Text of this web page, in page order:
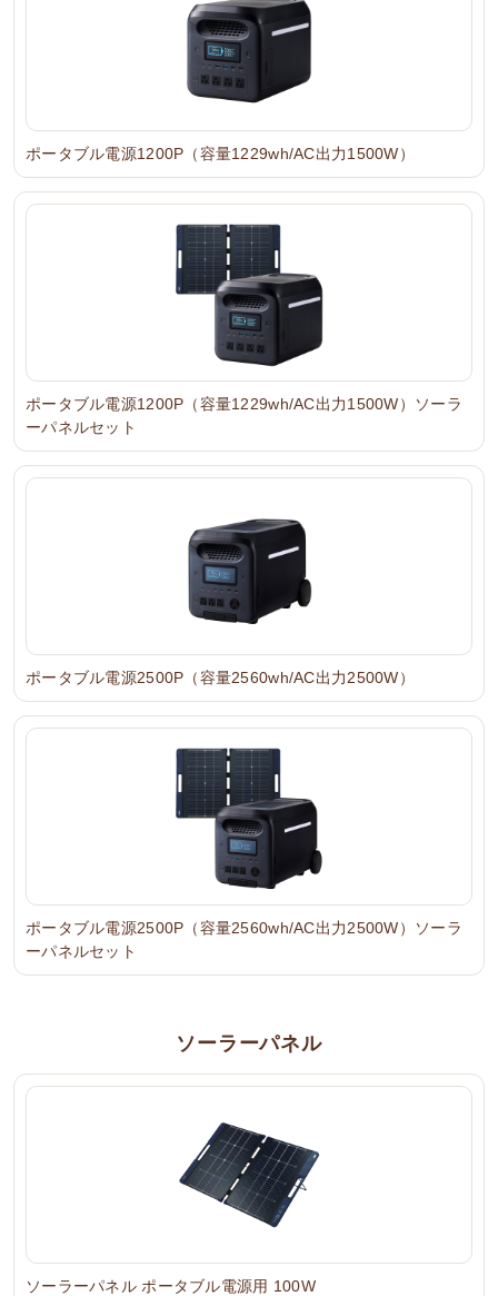
ポータブル電源1200P（容量1229wh/AC出力1500W）
ポータブル電源1200P（容量1229wh/AC出力1500W）ソーラ
ーパネルセット
ポータブル電源2500P（容量2560wh/AC出力2500W）
ポータブル電源2500P（容量2560wh/AC出力2500W）ソーラ
ーパネルセット
ソーラーパネル
ソーラーパネル ポータブル電源用 100W